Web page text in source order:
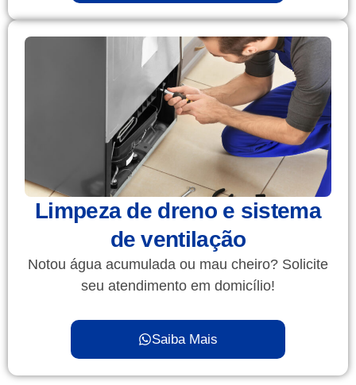
Limpeza de dreno e sistema
de ventilação
Notou água acumulada ou mau cheiro? Solicite
seu atendimento em domicílio!
Saiba Mais